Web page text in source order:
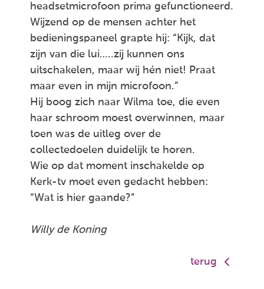
headsetmicrofoon prima gefunctioneerd.
Wijzend op de mensen achter het
bedieningspaneel grapte hij: “Kijk, dat
zijn van die lui…..zij kunnen ons
uitschakelen, maar wij hén niet! Praat
maar even in mijn microfoon.”
Hij boog zich naar Wilma toe, die even
haar schroom moest overwinnen, maar
toen was de uitleg over de
collectedoelen duidelijk te horen.
Wie op dat moment inschakelde op
Kerk-tv moet even gedacht hebben:
“Wat is hier gaande?”
Willy de Koning
terug